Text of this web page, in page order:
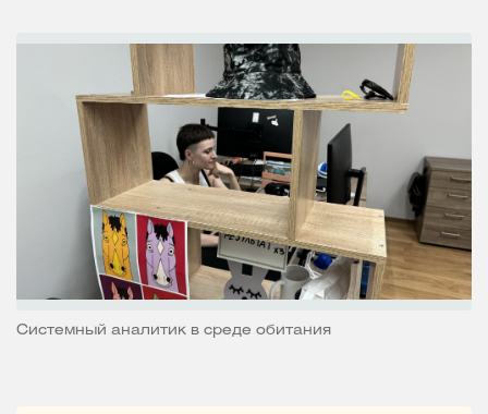
Системный аналитик в среде обитания